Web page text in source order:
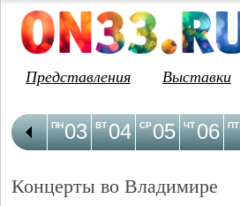
Представления
Выставки
03
ПН 04
ВТ 05
СР 06
ЧТ ПТ
Концерты во Владимире